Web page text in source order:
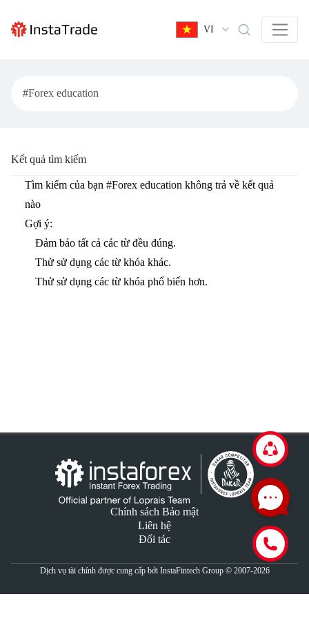
VI
Kết quả tìm kiếm
Tìm kiếm của bạn #Forex education không trả về kết quả
nào
Gợi ý:
Đảm bảo tất cả các từ đều đúng.
Thử sử dụng các từ khóa khác.
Thử sử dụng các từ khóa phổ biến hơn.
Chính sách Bảo mật
Liên hệ
Đối tác
Dịch vụ tài chính được cung cấp bởi InstaFintech Group © 2007-2026